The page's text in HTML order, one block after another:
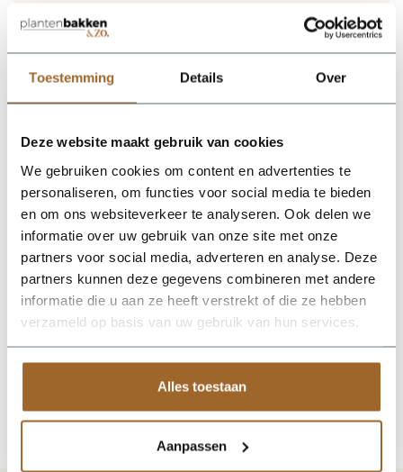
Toestemming Details Over
Deze website maakt gebruik van cookies
We gebruiken cookies om content en advertenties te
personaliseren, om functies voor social media te bieden
en om ons websiteverkeer te analyseren. Ook delen we
informatie over uw gebruik van onze site met onze
partners voor social media, adverteren en analyse. Deze
partners kunnen deze gegevens combineren met andere
informatie die u aan ze heeft verstrekt of die ze hebben
verzameld op basis van uw gebruik van hun services.
Alles toestaan
Aanpassen
Deze duurzame plantenbakken hebben een lange levensduur.
Mocht de duurzame plantenbak uiteindelijk toch afgeschreven
zijn is het mooie van deze plantenbakken dat ze ook weer
100% recyclebaar zijn! 100% Circulair dus.
Op zoek naar een vakkundige
hulp?
Stel je vraag